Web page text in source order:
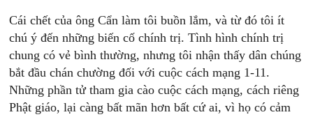
Cái chết của ông Cẩn làm tôi buồn lắm, và từ đó tôi ít
chú ý đến những biến cố chính trị. Tình hình chính trị
chung có vẻ bình thường, nhưng tôi nhận thấy dân chúng
bắt đầu chán chường đối với cuộc cách mạng 1-11.
Những phần tử tham gia cào cuộc cách mạng, cách riêng
Phật giáo, lại càng bất mãn hơn bất cứ ai, vì họ có cảm